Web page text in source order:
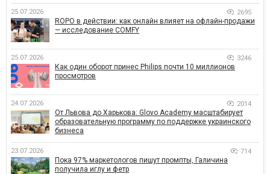
25.07.2026 2695
ROPO в действии: как онлайн влияет на офлайн-продажи
— исследование COMFY
25.07.2026 3246
Как один оборот принес Philips почти 10 миллионов
просмотров
24.07.2026 2014
От Львова до Харькова: Glovo Academy масштабирует
образовательную программу по поддержке украинского
бизнеса
23.07.2026 714
Пока 97% маркетологов пишут промпты, Галичина
получила иглу и фетр